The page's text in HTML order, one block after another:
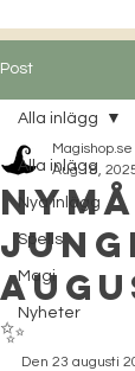
Post
Alla inlägg
Nya inlägg
Spells
Magi
Nyheter
Alla inlägg
✨
Magishop.se
Aug 18,
Den 23 augusti